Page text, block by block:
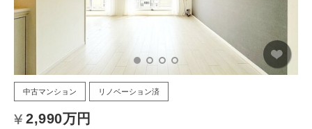
中古マンション リノベーション済
2,990万円